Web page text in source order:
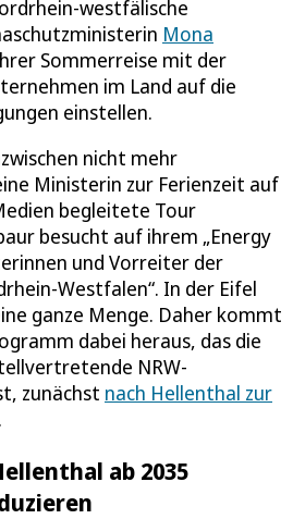
westfälische
Mona
Sommerreise mit der
im Land auf die
einstellen.
nicht mehr
Ministerin zur Ferienzeit auf
begleitete Tour
besucht auf ihrem „Energy
und Vorreiter der
Westfalen“. In der Eifel
ganze Menge. Daher kommt
dabei heraus, das die
NRW-
zunächst nach Hellenthal zur
ab 2035